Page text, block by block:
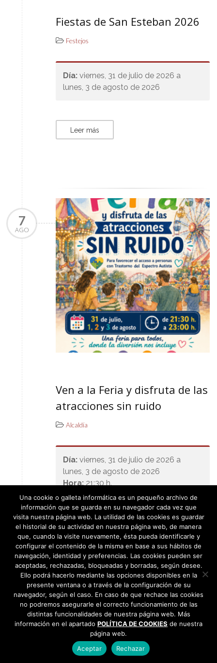
Fiestas de San Esteban 2026
Festejos
Día: viernes, 31 de julio de 2026 a
lunes, 3 de agosto de 2026
Leer más
7
AGO
Ven a la Feria y disfruta de las
atracciones sin ruido
Alcaldía
Día: viernes, 31 de julio de 2026 a
lunes, 3 de agosto de 2026
Hora:21:30 h.
Lugar:Recinto Ferial
Leer más
8
Una cookie o galleta informática es un pequeño archivo de
información que se guarda en su navegador cada vez que
visita nuestra página web. La utilidad de las cookies es guardar
el historial de su actividad en nuestra página web, de manera
que, cuando la visite nuevamente, ésta pueda identificarle y
configurar el contenido de la misma en base a sus hábitos de
navegación, identidad y preferencias. Las cookies pueden ser
aceptadas, rechazadas, bloqueadas y borradas, según desee.
Ello podrá hacerlo mediante las opciones disponibles en la
presente ventana o a través de la configuración de su
navegador, según el caso. En caso de que rechace las cookies
no podremos asegurarle el correcto funcionamiento de las
distintas funcionalidades de nuestra página web. Más
información en el apartado POLÍTICA DE COOKIES de nuestra
página web.
Aceptar
Rechazar